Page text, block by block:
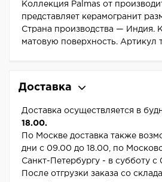
Коллекция Palmas от
представляет керамогранит
Страна производства — Индия.
матовую поверхность. Артикул
Доставка
Доставка осуществляется в
18.00.
По Москве доставка также
дни с 09.00 до 18.00, по
Санкт-Петербургу - в субботу с
После отгрузки заказа со